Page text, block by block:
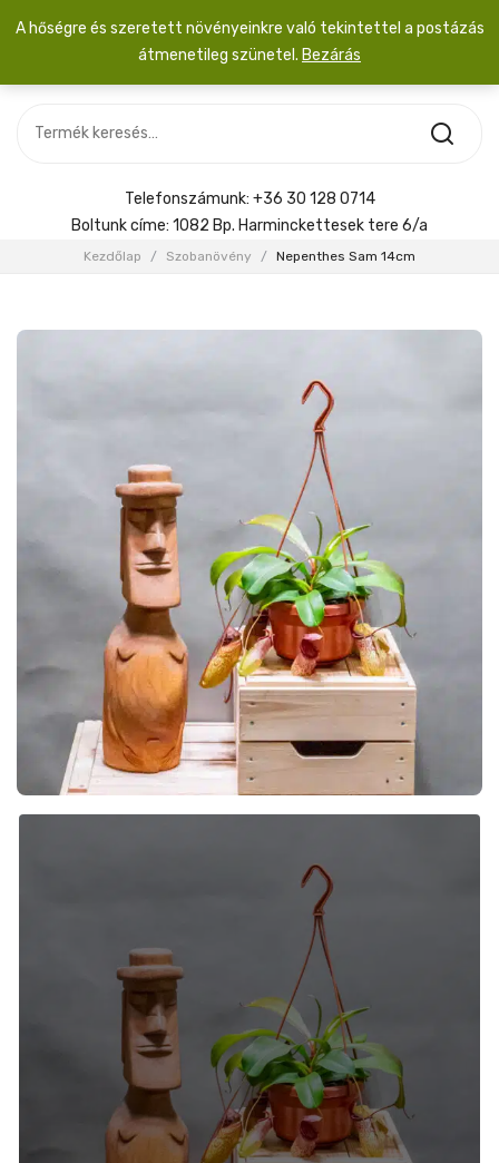
SZOBANÖVÉNY
KIEGÉSZÍTŐK
Menyasszonyi csokor
Telefonszámunk: +36 30 128 0714
Boltunk címe: 1082 Bp. Harminckettesek tere 6/a
Kezdőlap / Szobanövény / Nepenthes Sam 14cm
A hőségre és szeretett növényeinkre való tekintettel a postázás
átmenetileg szünetel. Bezárás